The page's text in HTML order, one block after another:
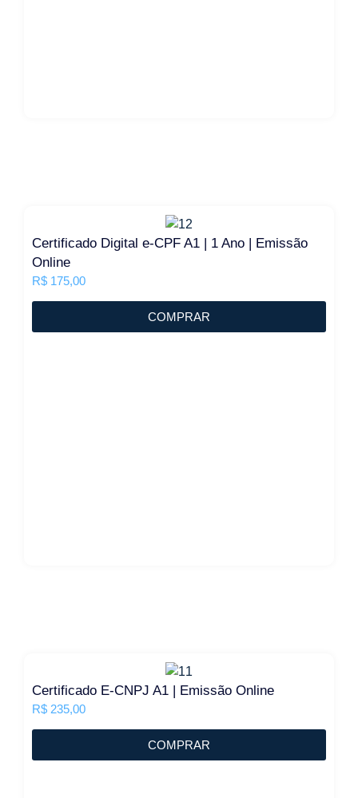
Certificado Digital e-CPF A1 | 1 Ano | Emissão
Online
R$ 175,00
COMPRAR
Certificado E-CNPJ A1 | Emissão Online
R$ 235,00
COMPRAR